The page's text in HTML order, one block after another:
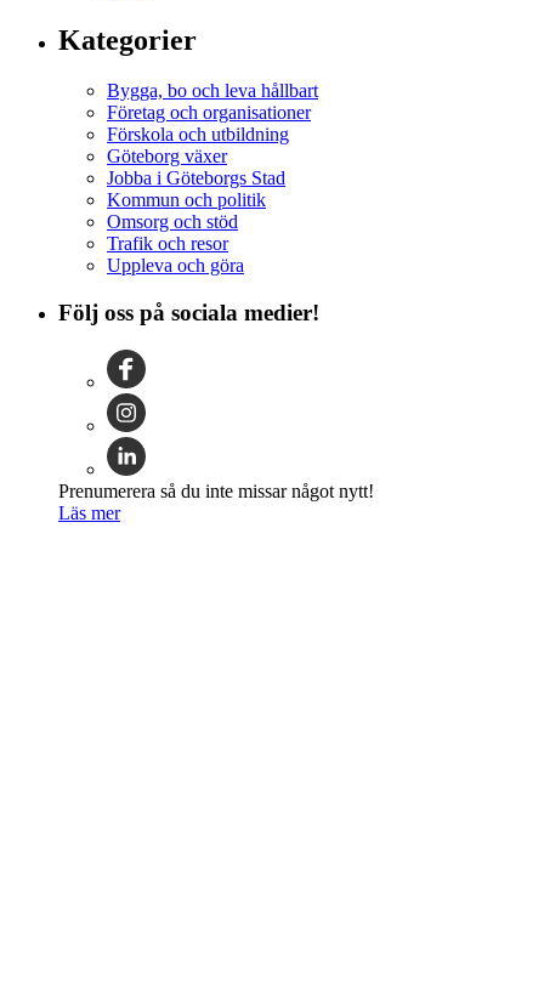
Kategorier
Bygga, bo och leva hållbart
Företag och organisationer
Förskola och utbildning
Göteborg växer
Jobba i Göteborgs Stad
Kommun och politik
Omsorg och stöd
Trafik och resor
Uppleva och göra
Följ oss på sociala medier!
Prenumerera så du inte missar något nytt!
Läs mer